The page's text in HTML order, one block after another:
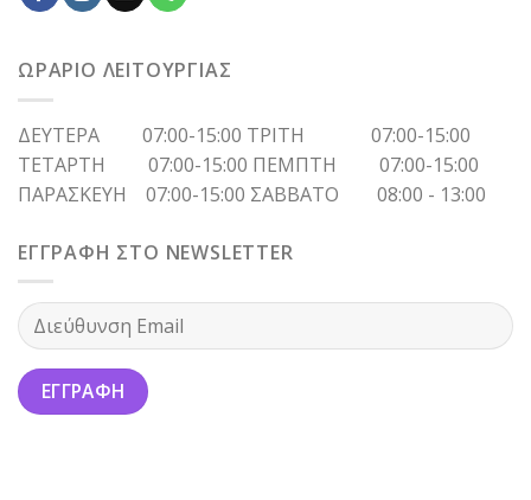
ΩΡΑΡΙΟ ΛΕΙΤΟΥΡΓΙΑΣ
ΔΕΥΤΕΡΑ 07:00-15:00 ΤΡΙΤΗ 07:00-15:00
ΤΕΤΑΡΤΗ 07:00-15:00 ΠΕΜΠΤΗ 07:00-15:00
ΠΑΡΑΣΚΕΥΗ 07:00-15:00 ΣΑΒΒΑΤΟ 08:00 - 13:00
ΕΓΓΡΑΦΗ ΣΤΟ NEWSLETTER